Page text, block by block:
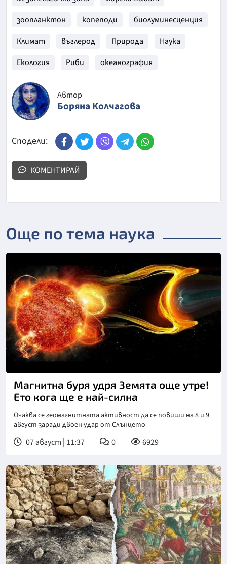
зоопланктон
копеподи
биолуминесценция
Климат
въглерод Природа
Наука
Екология
Риби океанография
Автор
Боряна Колчагова
Сподели:
КОМЕНТИРАЙ
Още по тема наука
Магнитна буря удря Земята още утре!
Ето кога ще е най-силна
Очаква се геомагнитната активност да се повиши на 8 и 9
август заради двоен удар от Слънцето
07 август | 11:37 0 6929